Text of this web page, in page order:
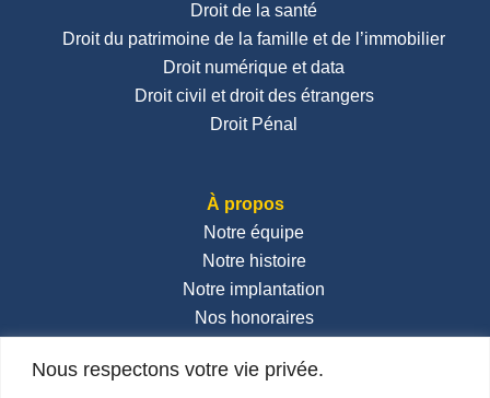
Nous respectons votre vie privée.
Droit de la santé
Droit du patrimoine de la famille et de l’immobilier
Droit numérique et data
Droit civil et droit des étrangers
Droit Pénal
À propos
Notre équipe
Notre histoire
Notre implantation
Nos honoraires
Actualités